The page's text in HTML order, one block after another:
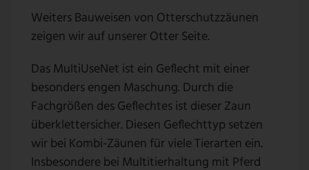
Weiters Bauweisen von Otterschutzzäunen
zeigen wir auf unserer Otter Seite.
Das MultiUseNet ist ein Geflecht mit einer
besonders engen Maschung. Durch die
Fachgrößen des Geflechtes ist dieser Zaun
überklettersicher. Diesen Geflechttyp setzen
wir bei Kombi-Zäunen für viele Tierarten ein.
Insbesondere bei Multitierhaltung mit Pferd